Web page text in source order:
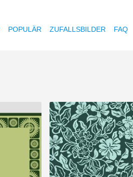
POPULÄR ZUFALLSBILDER FAQ